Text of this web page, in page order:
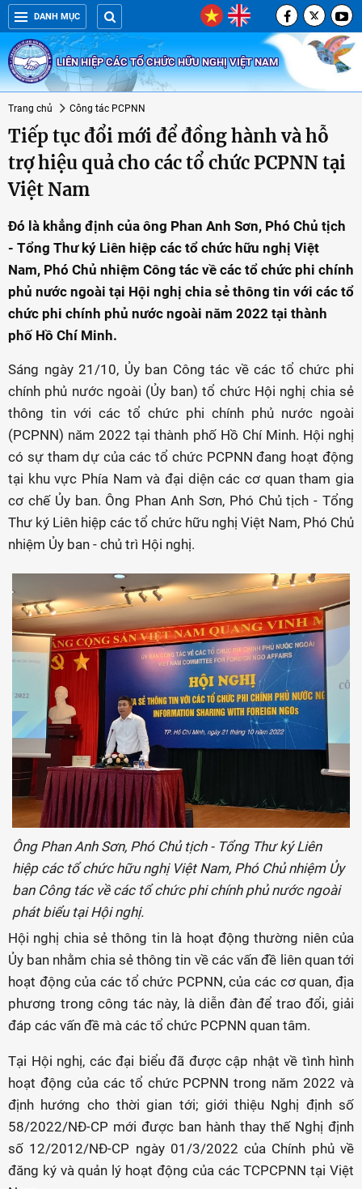
DANH MỤC
LIÊN HIỆP CÁC TỔ CHỨC HỮU NGHỊ VIỆT NAM
Trang chủ Công tác PCPNN
Tiếp tục đổi mới để đồng hành và hỗ
trợ hiệu quả cho các tổ chức PCPNN tại
Việt Nam
Đó là khẳng định của ông Phan Anh Sơn, Phó Chủ tịch
- Tổng Thư ký Liên hiệp các tổ chức hữu nghị Việt
Nam, Phó Chủ nhiệm Công tác về các tổ chức phi chính
phủ nước ngoài tại Hội nghị chia sẻ thông tin với các tổ
chức phi chính phủ nước ngoài năm 2022 tại thành
phố Hồ Chí Minh.
Sáng ngày 21/10, Ủy ban Công tác về các tổ chức phi
chính phủ nước ngoài (Ủy ban) tổ chức Hội nghị chia sẻ
thông tin với các tổ chức phi chính phủ nước ngoài
(PCPNN) năm 2022 tại thành phố Hồ Chí Minh. Hội nghị
có sự tham dự của các tổ chức PCPNN đang hoạt động
tại khu vực Phía Nam và đại diện các cơ quan tham gia
cơ chế Ủy ban. Ông Phan Anh Sơn, Phó Chủ tịch - Tổng
Thư ký Liên hiệp các tổ chức hữu nghị Việt Nam, Phó Chủ
nhiệm Ủy ban - chủ trì Hội nghị.
Ông Phan Anh Sơn, Phó Chủ tịch - Tổng Thư ký Liên
hiệp các tổ chức hữu nghị Việt Nam, Phó Chủ nhiệm Ủy
ban Công tác về các tổ chức phi chính phủ nước ngoài
phát biểu tại Hội nghị.
Hội nghị chia sẻ thông tin là hoạt động thường niên của
Ủy ban nhằm chia sẻ thông tin về các vấn đề liên quan tới
hoạt động của các tổ chức PCPNN, của các cơ quan, địa
phương trong công tác này, là diễn đàn để trao đổi, giải
đáp các vấn đề mà các tổ chức PCPNN quan tâm.
Tại Hội nghị, các đại biểu đã được cập nhật về tình hình
hoạt động của các tổ chức PCPNN trong năm 2022 và
định hướng cho thời gian tới; giới thiệu Nghị định số
58/2022/NĐ-CP mới được ban hành thay thế Nghị định
số 12/2012/NĐ-CP ngày 01/3/2022 của Chính phủ về
đăng ký và quản lý hoạt động của các TCPCPNN tại Việt